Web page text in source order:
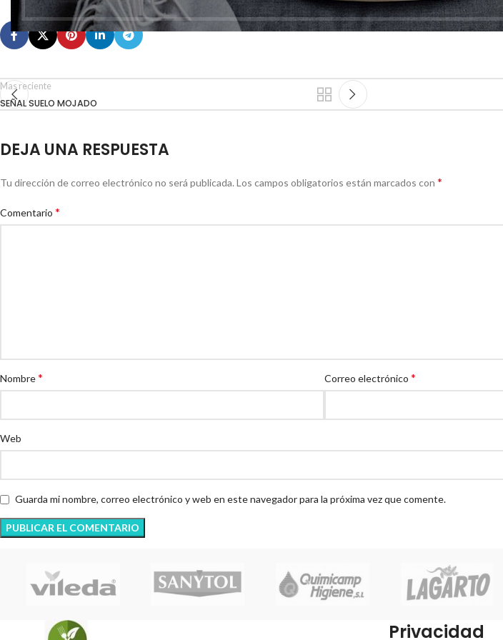
Mas reciente
SEÑAL SUELO MOJADO
DEJA UNA RESPUESTA
Tu dirección de correo electrónico no será publicada. Los campos obligatorios están marcados con *
Comentario *
Nombre* Correo electrónico*
Web
Guarda mi nombre, correo electrónico y web en este navegador para la próxima vez que comente.
Privacidad